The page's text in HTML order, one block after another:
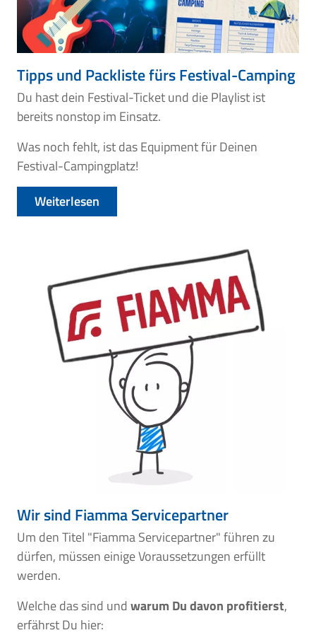
Tipps und Packliste fürs Festival-Camping
Du hast dein Festival-Ticket und die Playlist ist
bereits nonstop im Einsatz.
Was noch fehlt, ist das Equipment für Deinen
Festival-Campingplatz!
Weiterlesen
Wir sind Fiamma Servicepartner
Um den Titel "Fiamma Servicepartner" führen zu
dürfen, müssen einige Voraussetzungen erfüllt
werden.
Welche das sind undwarum Du davon profitierst,
erfährst Du hier: